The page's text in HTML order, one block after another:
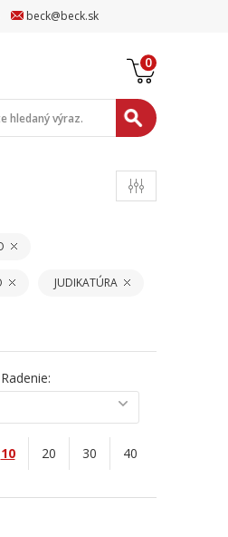
beck@beck.sk
0
JUDIKATÚRA
Radenie:
10 20 30 40